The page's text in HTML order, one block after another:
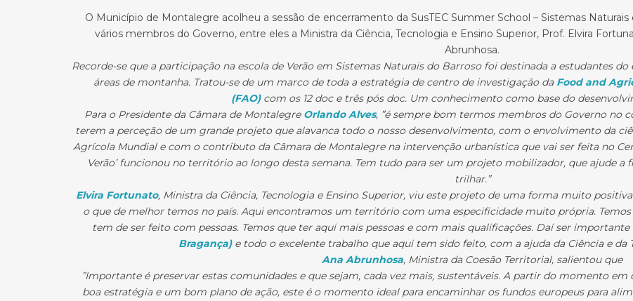
O Município de Montalegre acolheu a sessão de encerramento da SusTEC Summer School – Sistemas
vários membros do Governo, entre eles a Ministra da Ciência, Tecnologia e Ensino Superior, Prof. Elvira
Abrunhosa.
Recorde-se que a participação na escola de Verão em Sistemas Naturais do Barroso foi destinada a estudantes
áreas de montanha. Tratou-se de um marco de toda a estratégia de centro de investigação da Food and
(FAO)com os 12 doc e três pós doc. Um conhecimento como base do
Para o Presidente da Câmara de Montalegre Orlando Alves, ”é sempre bom termos membros do Governo no
terem a perceção de um grande projeto que alavanca todo o nosso desenvolvimento, com o envolvimento da
Agrícola Mundial e com o contributo da Câmara de Montalegre na intervenção urbanística que vai ser feita no
Verão’ funcionou no território ao longo desta semana. Tem tudo para ser um projeto mobilizador, que ajude a
trilhar.”
Elvira Fortunato, Ministra da Ciência, Tecnologia e Ensino Superior, viu este projeto de uma forma muito
o que de melhor temos no país. Aqui encontramos um território com uma especificidade muito própria.
tem de ser feito com pessoas. Temos que ter aqui mais pessoas e com mais qualificações. Daí ser importante
Bragança)e todo o excelente trabalho que aqui tem sido feito, com a ajuda da Ciência e da
Ana Abrunhosa, Ministra da Coesão Territorial, salientou que
”Importante é preservar estas comunidades e que sejam, cada vez mais, sustentáveis. A partir do momento
boa estratégia e um bom plano de ação, este é o momento ideal para encaminhar os fundos europeus para